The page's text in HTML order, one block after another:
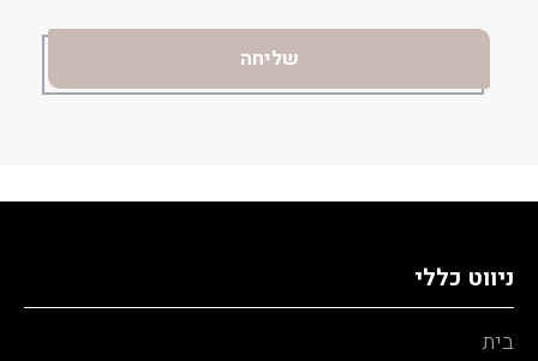
ניווט כללי
בית